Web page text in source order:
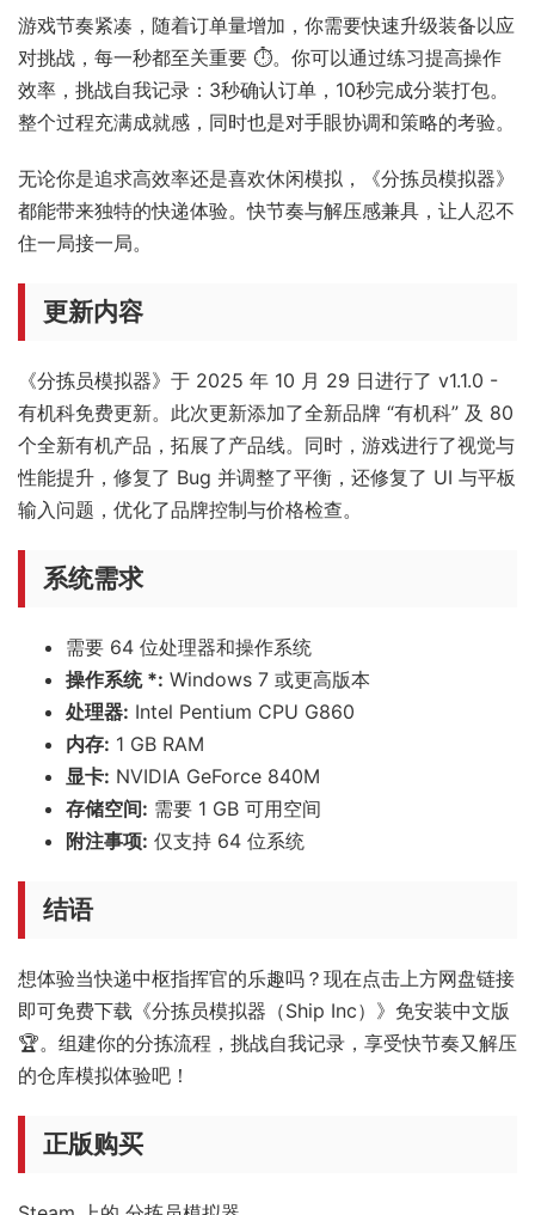
游戏节奏紧凑，随着订单量增加，你需要快速升级装备以应
对挑战，每一秒都至关重要 ⏱️。你可以通过练习提高操作
效率，挑战自我记录：3秒确认订单，10秒完成分装打包。
整个过程充满成就感，同时也是对手眼协调和策略的考验。
无论你是追求高效率还是喜欢休闲模拟，《分拣员模拟器》
都能带来独特的快递体验。快节奏与解压感兼具，让人忍不
住一局接一局。
更新内容
《分拣员模拟器》于 2025 年 10 月 29 日进行了 v1.1.0 -
有机科免费更新。此次更新添加了全新品牌 “有机科” 及 80
个全新有机产品，拓展了产品线。同时，游戏进行了视觉与
性能提升，修复了 Bug 并调整了平衡，还修复了 UI 与平板
输入问题，优化了品牌控制与价格检查。
系统需求
需要 64 位处理器和操作系统
操作系统 *: Windows 7 或更高版本
处理器: Intel Pentium CPU G860
内存: 1 GB RAM
显卡: NVIDIA GeForce 840M
存储空间: 需要 1 GB 可用空间
附注事项: 仅支持 64 位系统
结语
想体验当快递中枢指挥官的乐趣吗？现在点击上方网盘链接
即可免费下载《分拣员模拟器（Ship Inc）》免安装中文版
🏆。组建你的分拣流程，挑战自我记录，享受快节奏又解压
的仓库模拟体验吧！
正版购买